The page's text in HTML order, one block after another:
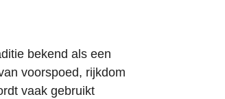
bekend als een
voorspoed, rijkdom
vaak gebruikt